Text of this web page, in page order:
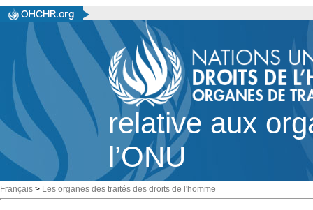
relative aux
l’ONU
Français > Les organes des traités des droits de l'homme